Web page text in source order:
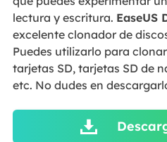
lectura y escritura. EaseUS
excelente clonador de
Puedes utilizarlo para
tarjetas SD, tarjetas SD de
etc. No dudes en